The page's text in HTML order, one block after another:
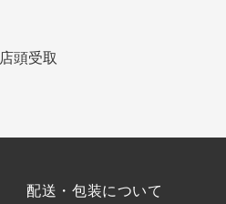
店頭受取
配送・包装について